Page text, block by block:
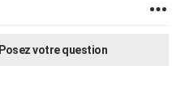
Posez votre question